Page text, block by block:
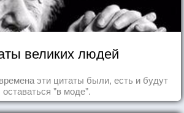
великих людей
эти цитаты были, есть и будут
оставаться "в моде".